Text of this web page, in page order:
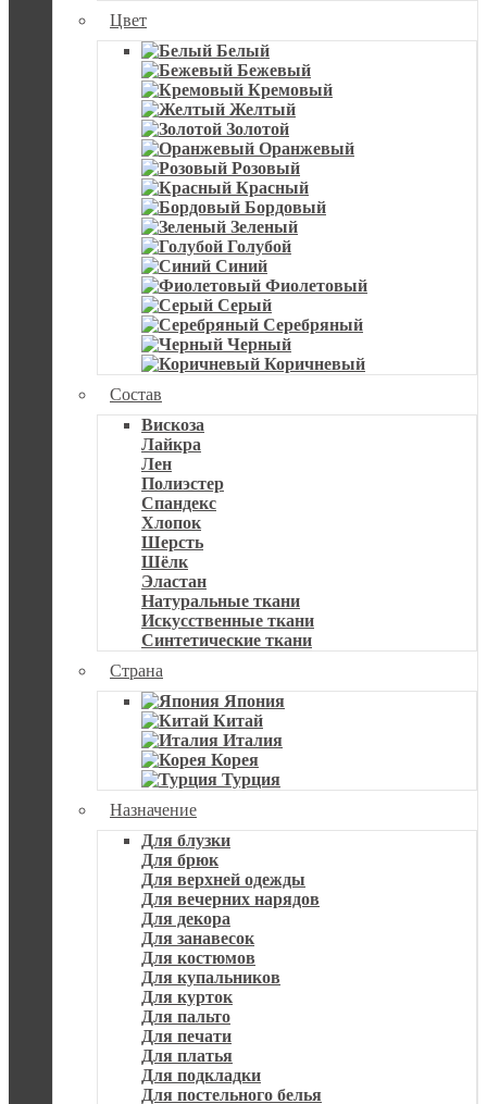
Цвет
Белый
Бежевый
Кремовый
Желтый
Золотой
Оранжевый
Розовый
Красный
Бордовый
Зеленый
Голубой
Синий
Фиолетовый
Серый
Серебряный
Черный
Коричневый
Состав
Вискоза
Лайкра
Лен
Полиэстер
Спандекс
Хлопок
Шерсть
Шёлк
Эластан
Натуральные ткани
Искусственные ткани
Синтетические ткани
Страна
Япония
Китай
Италия
Корея
Турция
Назначение
Для блузки
Для брюк
Для верхней одежды
Для вечерних нарядов
Для декора
Для занавесок
Для костюмов
Для купальников
Для курток
Для пальто
Для печати
Для платья
Для подкладки
Для постельного белья